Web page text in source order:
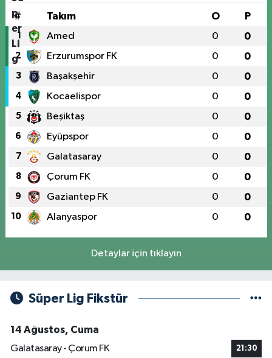
# Takım O P
1 Amed 0 0
2 Erzurumspor FK 0 0
3 Başakşehir 0 0
4 Kocaelispor 0 0
5 Beşiktaş 0 0
6 Eyüpspor 0 0
7 Galatasaray 0 0
8 Çorum FK 0 0
9 Gaziantep FK 0 0
10 Alanyaspor 0 0
Detaylar için tıklayın
Süper Lig Fikstür
14 Ağustos, Cuma
Galatasaray - Çorum FK
21:30